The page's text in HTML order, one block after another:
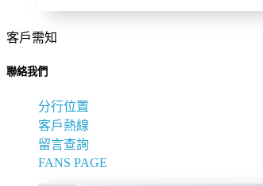
客戶需知
聯絡我們
分行位置
客戶熱線
留言查詢
FANS PAGE